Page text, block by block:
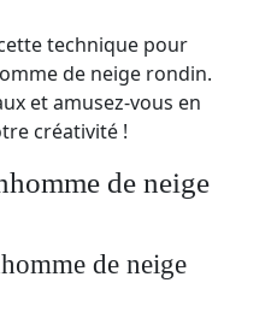
technique pour
de neige rondin.
et amusez-vous en
créativité !
de neige
de neige